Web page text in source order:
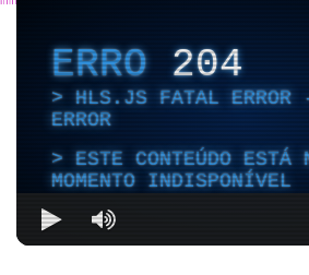
ERRO204
HLS.JS FATAL ERROR -
ERROR
ESTE CONTEÚDO ESTÁ
MOMENTO INDISPONÍVEL